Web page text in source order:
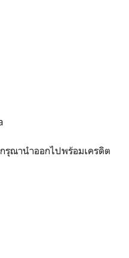
รุณานำออกไปพร้อมเครดิต